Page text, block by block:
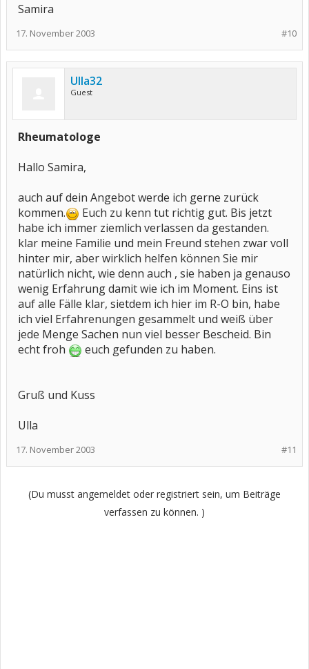
Samira
#10
17. November 2003
Ulla32
Guest
Rheumatologe
Hallo Samira,
auch auf dein Angebot werde ich gerne zurück
kommen.
Euch zu kenn tut richtig gut. Bis jetzt
habe ich immer ziemlich verlassen da gestanden.
klar meine Familie und mein Freund stehen zwar voll
hinter mir, aber wirklich helfen können Sie mir
natürlich nicht, wie denn auch , sie haben ja genauso
wenig Erfahrung damit wie ich im Moment. Eins ist
auf alle Fälle klar, sietdem ich hier im R-O bin, habe
ich viel Erfahrenungen gesammelt und weiß über
jede Menge Sachen nun viel besser Bescheid. Bin
echt froh
euch gefunden zu haben.
Gruß und Kuss
Ulla
#11
17. November 2003
(Du musst angemeldet oder registriert sein, um Beiträge
verfassen zu können. )